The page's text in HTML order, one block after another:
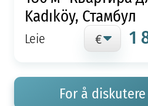
Kadıköy, Стамбул
Leie 1
For å